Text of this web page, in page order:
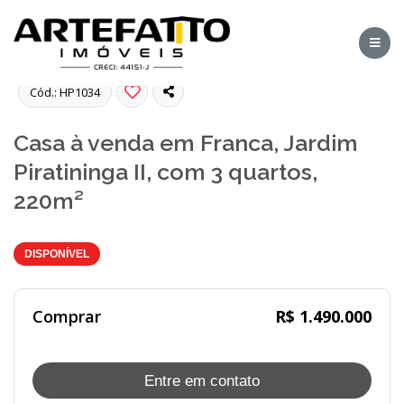
Cód.: HP1034
Casa à venda em Franca, Jardim
Piratininga II, com 3 quartos,
220m²
DISPONÍVEL
Comprar R$ 1.490.000
Entre em contato